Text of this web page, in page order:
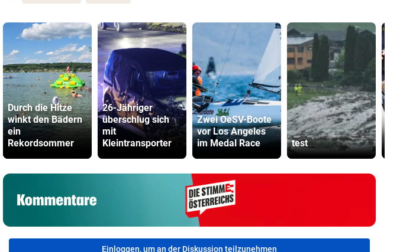
Durch die Hitze
winkt den Bädern
ein
Rekordsommer
26-Jähriger
überschlug sich
mit
Kleintransporter
Zwei OeSV-Boote
vor Los Angeles
im Medal Race
test
Einloggen, um an der Diskussion teilzunehmen